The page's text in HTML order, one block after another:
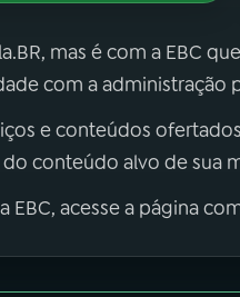
mas é com a EBC
com a administração
e conteúdos
conteúdo alvo de sua
EBC, acesse a página